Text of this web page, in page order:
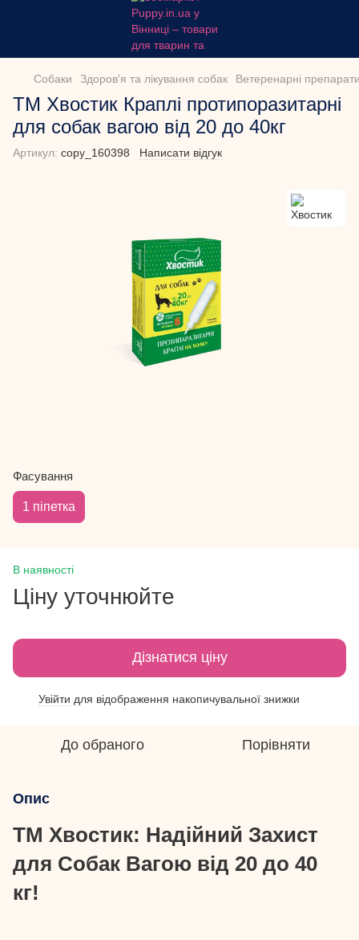
Собаки Здоров'я та лікування собак Ветеренарні
ТМ Хвостик Краплі протипоразитарні
для собак вагою від 20 до 40кг
Артикул: copy_160398 Написати відгук
Фасування
1 піпетка
В наявності
Ціну уточнюйте
Дізнатися ціну
Увійти для відображення накопичувальної знижки
До обраного Порівняти
Опис
ТМ Хвостик: Надійний Захист
для Собак Вагою від 20 до 40
кг!